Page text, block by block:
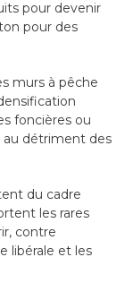
pour devenir
pour des
murs à pêche
foncières ou
au détriment des
du cadre
les rares
contre
libérale et les